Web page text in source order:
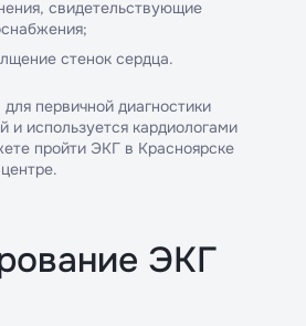
свидетельствующие
стенок сердца.
первичной диагностики
и используется кардиологами
пройти ЭКГ в Красноярске
ЭКГ